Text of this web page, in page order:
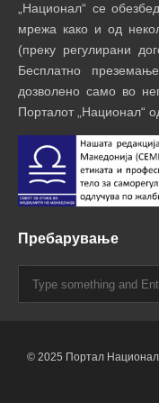
„Национал“ се
мрежа како и од
(преку регулирани
Бесплатно
дозволено само во
Порталот „Национал“
Пребарување
© 2025 Портал